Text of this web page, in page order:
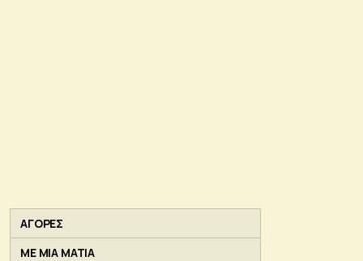
ΑΓΟΡΕΣ
ΜΕ ΜΙΑ ΜΑΤΙΑ